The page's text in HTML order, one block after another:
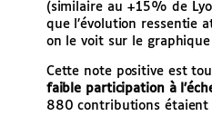
(similaire au +15% de
que l’évolution ressentie
on le voit sur le graphique
Cette note positive est
faible participation à
880 contributions étaient